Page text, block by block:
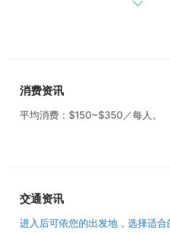
招牌：清蒸高山冷泉鲈鱼、德国猪
●可使用信用卡。
●有供儿通餐椅。
消费资讯
平均消费：$150~$350／每人。
交通资讯
进入后可依您的出发地，选择适合